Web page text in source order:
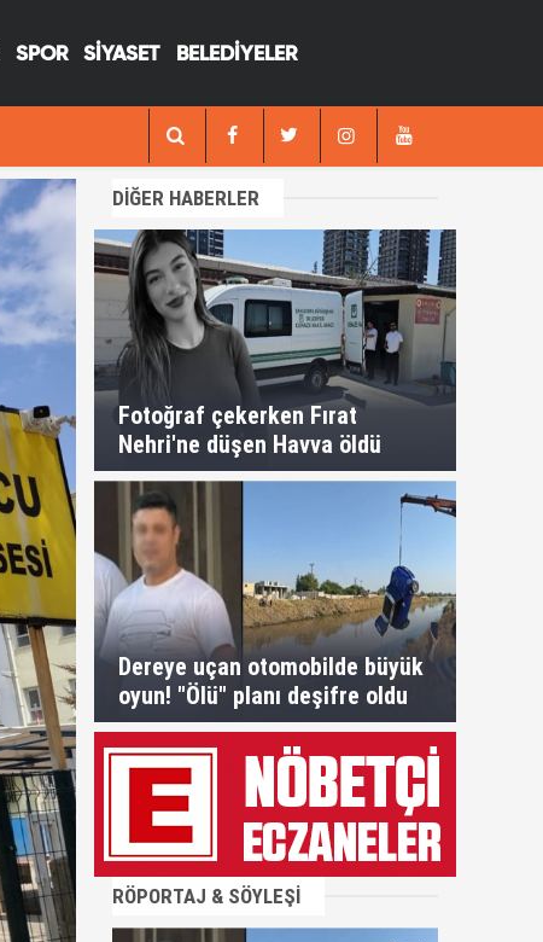
SPOR SİYASET BELEDİYELER
12:17 Suruçta kanlı infaz; Önce
DİĞER HABERLER
Fotoğraf çekerken Fırat
Nehri'ne düşen Havva öldü
Dereye uçan otomobilde büyük
oyun! "Ölü" planı deşifre oldu
RÖPORTAJ & SÖYLEŞİ